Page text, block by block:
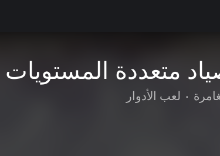
متعددة
• لعب الأدوار